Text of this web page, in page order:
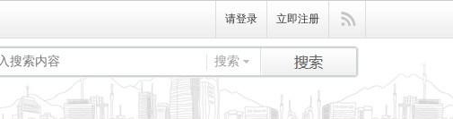
请登录 立即注册
搜索